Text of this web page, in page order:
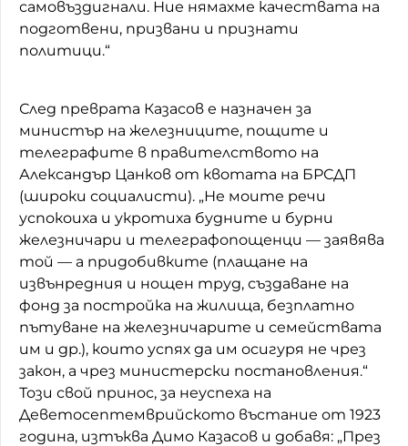
самовъздигнали. Ние нямахме качествата на
подготвени, призвани и признати
политици.“
След преврата Казасов е назначен за
министър на железниците, пощите и
телеграфите в правителството на
Александър Цанков от квотата на БРСДП
(широки социалисти). „Не моите речи
успокоиха и укротиха будните и бурни
железничари и телеграфопощенци — заявява
той — а придобивките (плащане на
извънредния и нощен труд, създаване на
фонд за постройка на жилища, безплатно
пътуване на железничарите и семействата
им и др.), които успях да им осигуря не чрез
закон, а чрез министерски постановления.“
Този свой принос, за неуспеха на
Деветосептемврийското въстание от 1923
година, изтъква Димо Казасов и добавя: „През